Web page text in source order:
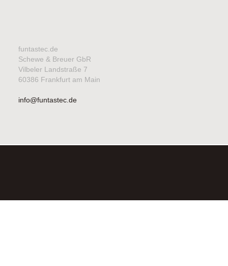
funtastec.de
Schewe & Breuer GbR
Vilbeler Landstraße 7
60386 Frankfurt am Main
info@funtastec.de